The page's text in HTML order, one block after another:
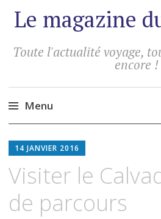
Le magazine
Toute l'actualité voyage,
encore !
Menu
au
principal
14 JANVIER 2016
Visiter le
de parcours